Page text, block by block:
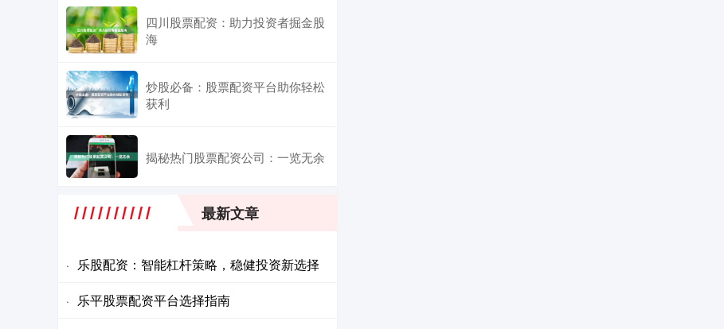
四川股票配资：助力投资者掘金股
海
炒股必备：股票配资平台助你轻松
获利
揭秘热门股票配资公司：一览无余
最新文章
· 乐股配资：智能杠杆策略，稳健投资新选择
· 乐平股票配资平台选择指南